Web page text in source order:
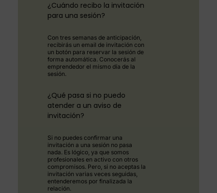
¿Cuándo recibo la invitación
para una sesión?
Con tres semanas de anticipación,
recibirás un email de invitación con
un botón para reservar la sesión de
forma automática. Conocerás al
emprendedor el mismo día de la
sesión.
¿Qué pasa si no puedo
atender a un aviso de
invitación?
Si no puedes confirmar una
invitación a una sesión no pasa
nada. Es lógico, ya que somos
profesionales en activo con otros
compromisos. Pero, si no aceptas la
invitación varias veces seguidas,
entenderemos por finalizada la
relación.